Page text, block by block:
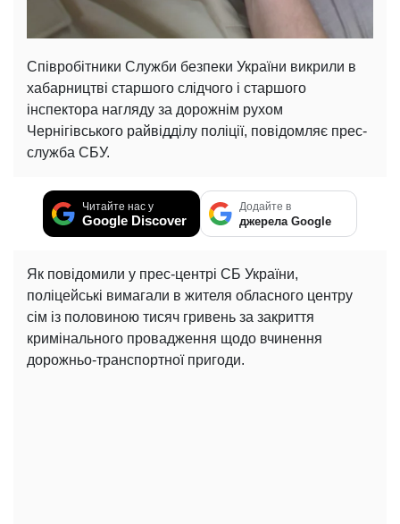
Співробітники Служби безпеки України викрили в
хабарництві старшого слідчого і старшого
інспектора нагляду за дорожнім рухом
Чернігівського райвідділу поліції, повідомляє прес-
служба СБУ.
Читайте нас у
Google Discover
Додайте в
джерела Google
Як повідомили у прес-центрі СБ України,
поліцейські вимагали в жителя обласного центру
сім із половиною тисяч гривень за закриття
кримінального провадження щодо вчинення
дорожньо-транспортної пригоди.